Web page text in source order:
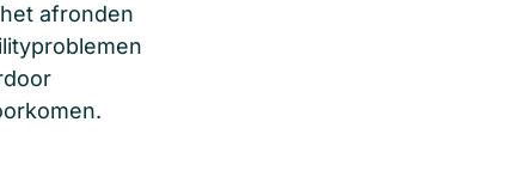
afronden